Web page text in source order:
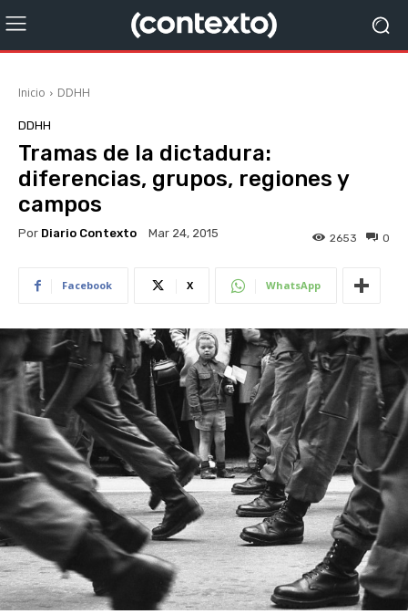
Inicio DDHH
DDHH
Tramas de la dictadura:
diferencias, grupos, regiones y
campos
Por Diario Contexto Mar 24, 2015 0
2653
Facebook X WhatsApp